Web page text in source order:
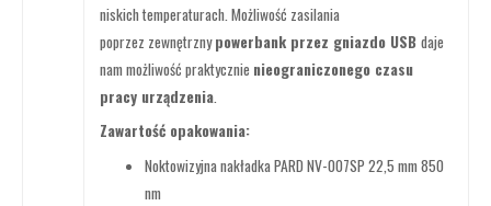
niskich temperaturach. Możliwość zasilania
poprzez zewnętrznypowerbank przez gniazdo USB daje
nam możliwość praktycznie nieograniczonego czasu
pracy urządzenia.
Zawartość opakowania:
Noktowizyjna nakładka PARD NV-007SP 22,5 mm 850
nm